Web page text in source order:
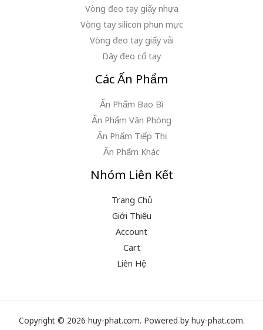
Vòng đeo tay giấy nhựa
Vòng tay silicon phun mực
Vòng đeo tay giấy vải
Dây đeo cổ tay
Các Ấn Phẩm
Ấn Phẩm Bao Bì
Ấn Phẩm Văn Phòng
Ấn Phẩm Tiếp Thị
Ấn Phẩm Khác
Nhóm Liên Kết
Trang Chủ
Giới Thiệu
Account
Cart
Liên Hệ
Copyright © 2026 huy-phat.com. Powered by huy-phat.com.